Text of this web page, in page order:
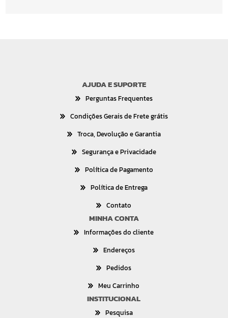
AJUDA E SUPORTE
Perguntas Frequentes
Condições Gerais de Frete grátis
Troca, Devolução e Garantia
Segurança e Privacidade
Política de Pagamento
Política de Entrega
Contato
MINHA CONTA
Informações do cliente
Endereços
Pedidos
Meu Carrinho
INSTITUCIONAL
Pesquisa